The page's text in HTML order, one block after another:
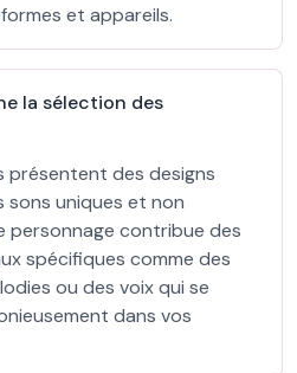
et appareils.
la sélection des
présentent des designs
sons uniques et non
personnage contribue des
spécifiques comme des
ou des voix qui se
dans vos